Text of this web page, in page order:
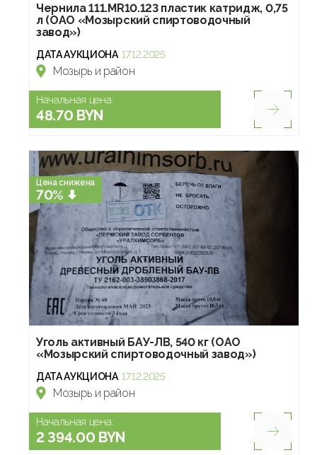
Чернила 111.МR10.123 пластик катридж, 0,75
л (ОАО «Мозырский спиртоводочный
завод»)
ДАТА АУКЦИОНА 17.12.2025
Мозырь и район
Начальная цена:
48.70 BYN
Цена снижена
70%
Уголь активный БАУ-ЛВ, 540 кг (ОАО
«Мозырский спиртоводочный завод»)
ДАТА АУКЦИОНА 17.12.2025
Мозырь и район
Начальная цена:
2 394.00 BYN